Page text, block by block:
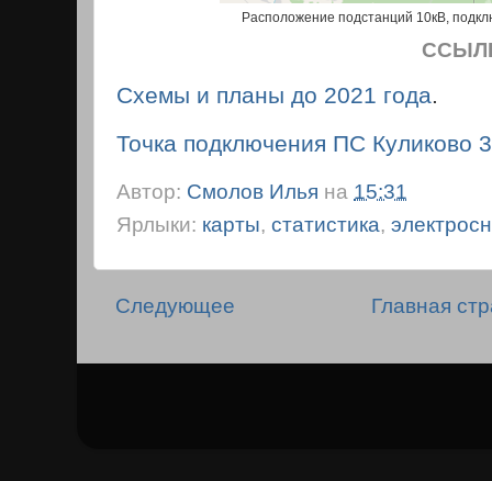
Расположение подстанций 10кВ,
Схемы и планы до 2021 года.
Точка подключения ПС Куликово
Автор: Смолов Илья на 15:31
Ярлыки: карты, статистика,
Следующее Главная